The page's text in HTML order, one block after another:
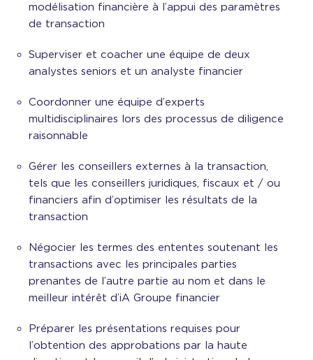
modélisation financière à l’appui des paramètres
de transaction
Superviser et coacher une équipe de deux
analystes seniors et un analyste financier
Coordonner une équipe d’experts
multidisciplinaires lors des processus de diligence
raisonnable
Gérer les conseillers externes à la transaction,
tels que les conseillers juridiques, fiscaux et / ou
financiers afin d’optimiser les résultats de la
transaction
Négocier les termes des ententes soutenant les
transactions avec les principales parties
prenantes de l’autre partie au nom et dans le
meilleur intérêt d’iA Groupe financier
Préparer les présentations requises pour
l’obtention des approbations par la haute